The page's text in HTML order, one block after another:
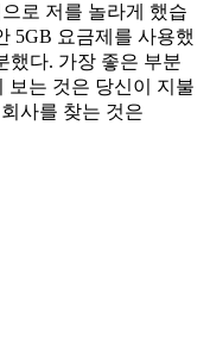
로 저를 놀라게 했습
5GB 요금제를 사용했
했다. 가장 좋은 부분
보는 것은 당신이 지불
사를 찾는 것은